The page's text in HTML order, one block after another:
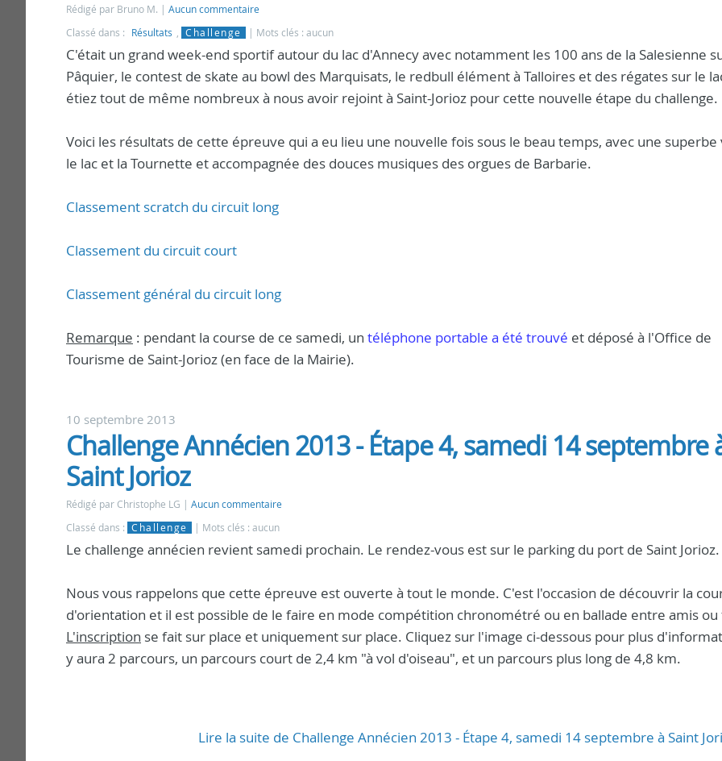
Rédigé par Bruno M.
Aucun commentaire
Classé dans :
Résultats , Challenge Mots clés : aucun
C'était un grand week-end sportif autour du lac d'Annecy avec notamment les 100 ans de la Salesienne
Pâquier, le contest de skate au bowl des Marquisats, le redbull élément à Talloires et des régates sur le
étiez tout de même nombreux à nous avoir rejoint à Saint-Jorioz pour cette nouvelle étape du challenge.
Voici les résultats de cette épreuve qui a eu lieu une nouvelle fois sous le beau temps, avec une superbe
le lac et la Tournette et accompagnée des douces musiques des orgues de Barbarie.
Classement scratch du circuit long
Classement du circuit court
Classement général du circuit long
Remarque : pendant la course de ce samedi, un téléphone portable a été trouvé et déposé à l'Office de
Tourisme de Saint-Jorioz (en face de la Mairie).
10 septembre 2013
Challenge Annécien 2013 - Étape 4, samedi 14 septembre
Saint Jorioz
Rédigé par Christophe LG
Aucun commentaire
Classé dans : Challenge Mots clés : aucun
Le challenge annécien revient samedi prochain. Le rendez-vous est sur le parking du port de Saint Jorioz.
Nous vous rappelons que cette épreuve est ouverte à tout le monde. C'est l'occasion de découvrir la
d'orientation et il est possible de le faire en mode compétition chronométré ou en ballade entre amis
L'inscription se fait sur place et uniquement sur place. Cliquez sur l'image ci-dessous pour plus
y aura 2 parcours, un parcours court de 2,4 km "à vol d'oiseau", et un parcours plus long de 4,8 km.
Lire la suite de Challenge Annécien 2013 - Étape 4, samedi 14 septembre à Saint